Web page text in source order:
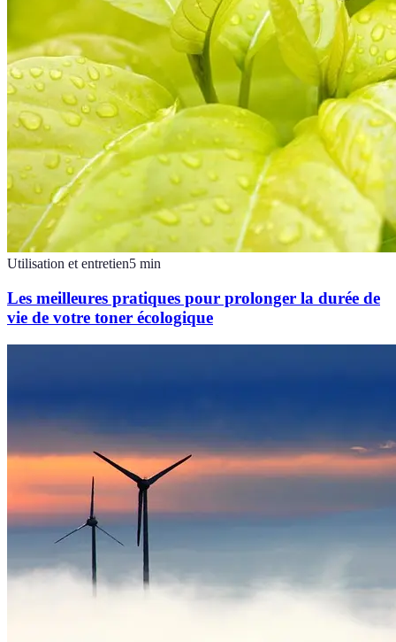
Utilisation et entretien5 min
Les meilleures pratiques pour prolonger la durée de
vie de votre toner écologique